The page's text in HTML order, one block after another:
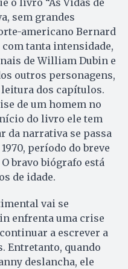
o livro “As Vidas de
sem grandes
americano Bernard
com tanta intensidade,
de William Dubin e
outros personagens,
dos capítulos.
de um homem no
do livro ele tem
da narrativa se passa
período do breve
bravo biógrafo está
de idade.
vai se
enfrenta uma crise
a escrever a
Entretanto, quando
deslancha, ele